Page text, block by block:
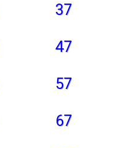
37
47
57
67